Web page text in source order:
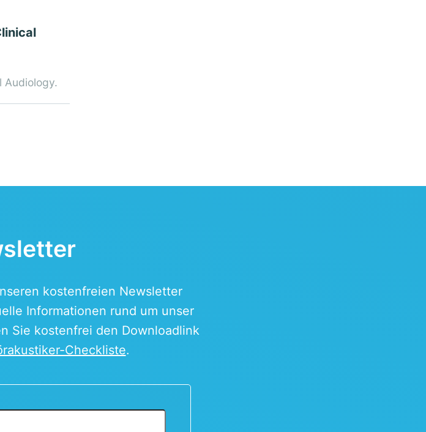
Audiology.
kostenfreien Newsletter
Informationen rund um unser
Sie kostenfrei den Downloadlink
Checkliste.